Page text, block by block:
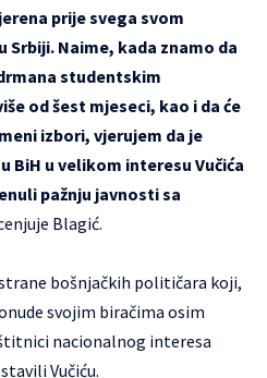
prije svega svom
Naime, kada znamo da
studentskim
od šest mjeseci, kao i da će
izbori, vjerujem da je
BiH u velikom interesu Vučića
pažnju javnosti sa
Blagić.
bošnjačkih političara koji,
svojim biračima osim
nacionalnog interesa
Vučiću.